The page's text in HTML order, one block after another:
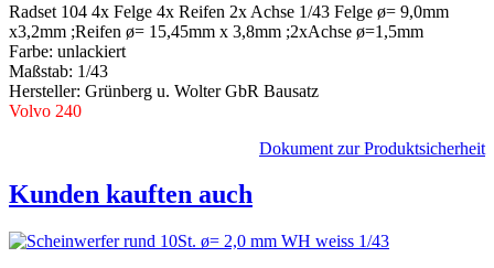
Radset 104 4x Felge 4x Reifen 2x Achse 1/43 Felge ø= 9,0mm
x3,2mm ;Reifen ø= 15,45mm x 3,8mm ;2xAchse ø=1,5mm
Farbe: unlackiert
Maßstab: 1/43
Hersteller: Grünberg u. Wolter GbR Bausatz
Volvo 240
Dokument zur Produktsicherheit
Kunden kauften auch